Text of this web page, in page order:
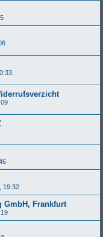
19:32
GmbH, Frankfurt